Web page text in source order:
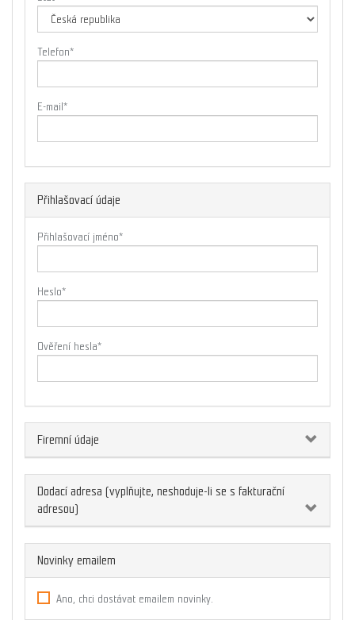
Telefon*
E-mail *
Přihlašovací údaje
Přihlašovací jméno*
Heslo*
Ověření hesla*
Firemní údaje
Dodací adresa (vyplňujte, neshoduje-li se s fakturační
adresou)
Novinky emailem
Ano, chci dostávat emailem novinky.